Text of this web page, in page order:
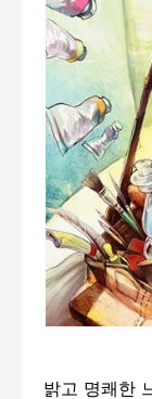
밝고 명쾌한